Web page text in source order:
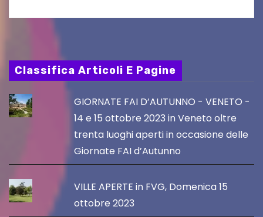
Classifica Articoli E Pagine
GIORNATE FAI D’AUTUNNO - VENETO -
14 e 15 ottobre 2023 in Veneto oltre
trenta luoghi aperti in occasione delle
Giornate FAI d’Autunno
VILLE APERTE in FVG, Domenica 15
ottobre 2023